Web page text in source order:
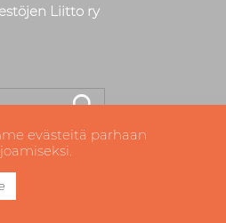
MENU
Liitto ry
evästeitä parhaan